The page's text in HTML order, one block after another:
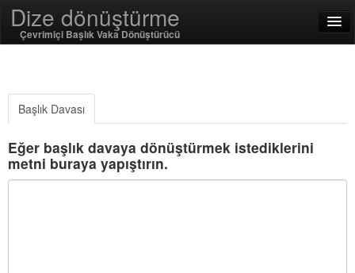
Dize dönüştürme
Çevrimiçi Başlık Vaka Dönüştürücü
Türkçe
SSL On
Başlık Davası
Eğer başlık davaya dönüştürmek istediklerini
metni buraya yapıştırın.